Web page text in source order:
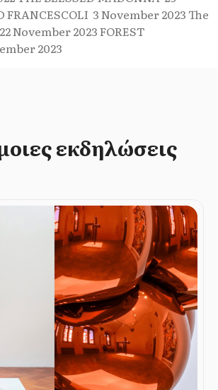
FRANCESCOLI 3 November 2023 The
November 2023 FOREST
2023
εκδηλώσεις